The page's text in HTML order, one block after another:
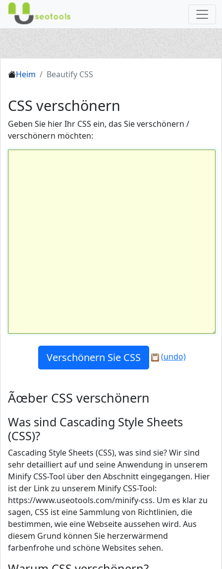
Heim Beautify CSS
CSS verschönern
Geben Sie hier Ihr CSS ein, das Sie verschönern /
verschönern möchten:
(undo)
Ãœber CSS verschönern
Was sind Cascading Style Sheets
(CSS)?
Cascading Style Sheets (CSS), was sind sie? Wir sind
sehr detailliert auf und seine Anwendung in unserem
Minify CSS-Tool über den Abschnitt eingegangen. Hier
ist der Link zu unserem Minify CSS-Tool:
https://www.useotools.com/minify-css. Um es klar zu
sagen, CSS ist eine Sammlung von Richtlinien, die
bestimmen, wie eine Webseite aussehen wird. Aus
diesem Grund können Sie herzerwärmend
farbenfrohe und schöne Websites sehen.